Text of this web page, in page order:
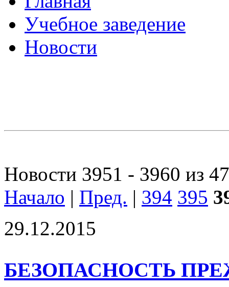
Учебное заведение
Новости
Новости 3951 - 3960 из
Начало | Пред. | 394 395
29.12.2015
БЕЗОПАСНОСТЬ